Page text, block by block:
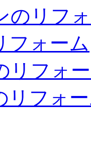
のリフ
フォーム
リフォ
リフォ